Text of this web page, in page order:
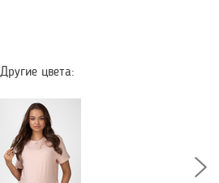
Другие цвета: